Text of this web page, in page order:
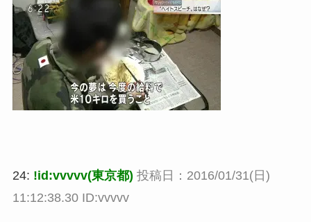
24: !id:vvvvv(東京都) 投稿日：2016/01/31(日)
11:12:38.30 ID:vvvvv